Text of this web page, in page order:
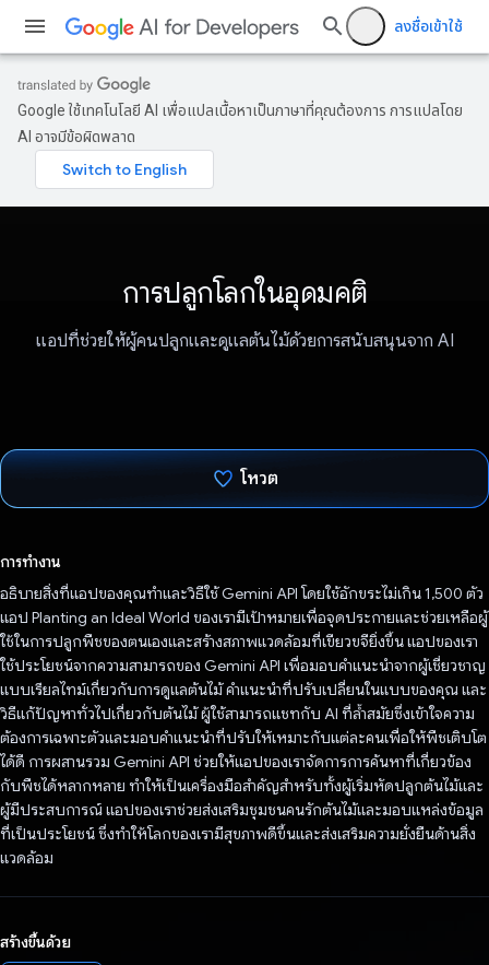
ลงชื่อเข้าใช้
Google ใช้เทคโนโลยี AI เพื่อแปลเนื้อหาเป็นภาษาที่คุณต้องการ การแปลโดย
AI อาจมีข้อผิดพลาด
การปลูกโลกในอุดมคติ
แอปที่ช่วยให้ผู้คนปลูกและดูแลต้นไม้ด้วยการสนับสนุนจาก AI
โหวต
การทำงาน
อธิบายสิ่งที่แอปของคุณทําและวิธีใช้ Gemini API โดยใช้อักขระไม่เกิน 1,500 ตัว
แอป Planting an Ideal World ของเรามีเป้าหมายเพื่อจุดประกายและช่วยเหลือผู้
ใช้ในการปลูกพืชของตนเองและสร้างสภาพแวดล้อมที่เขียวขจียิ่งขึ้น แอปของเรา
ใช้ประโยชน์จากความสามารถของ Gemini API เพื่อมอบคําแนะนําจากผู้เชี่ยวชาญ
แบบเรียลไทม์เกี่ยวกับการดูแลต้นไม้ คําแนะนําที่ปรับเปลี่ยนในแบบของคุณ และ
วิธีแก้ปัญหาทั่วไปเกี่ยวกับต้นไม้ ผู้ใช้สามารถแชทกับ AI ที่ล้ำสมัยซึ่งเข้าใจความ
ต้องการเฉพาะตัวและมอบคำแนะนำที่ปรับให้เหมาะกับแต่ละคนเพื่อให้พืชเติบโต
ได้ดี การผสานรวม Gemini API ช่วยให้แอปของเราจัดการการค้นหาที่เกี่ยวข้อง
กับพืชได้หลากหลาย ทำให้เป็นเครื่องมือสําคัญสําหรับทั้งผู้เริ่มหัดปลูกต้นไม้และ
ผู้มีประสบการณ์ แอปของเราช่วยส่งเสริมชุมชนคนรักต้นไม้และมอบแหล่งข้อมูล
ที่เป็นประโยชน์ ซึ่งทำให้โลกของเรามีสุขภาพดีขึ้นและส่งเสริมความยั่งยืนด้านสิ่ง
แวดล้อม
สร้างขึ้นด้วย